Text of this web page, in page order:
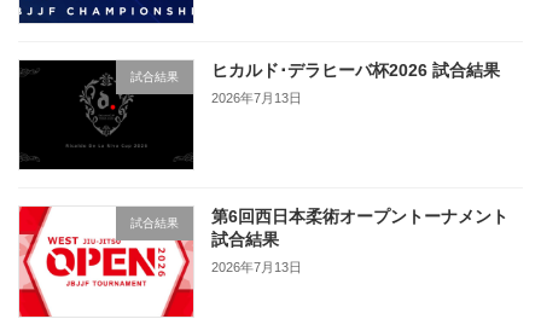
試合結果 ヒカルド･デラヒーバ杯2026 試合結果
2026年7月13日
試合結果
第6回西日本柔術オープントーナメント
試合結果
2026年7月13日